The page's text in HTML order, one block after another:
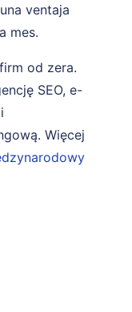
ventaja
mes.
od zera.
SEO, e-
Więcej